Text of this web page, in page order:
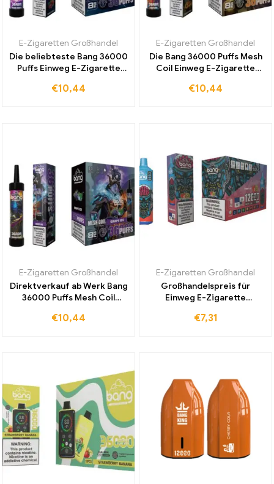
E-Zigaretten Großhandel
Die beliebteste Bang 36000
Puffs Einweg E-Zigarette
zu einem günstigen Preis
€10,44
E-Zigaretten Großhandel
Die Bang 36000 Puffs Mesh
Coil Einweg E-Zigarette
intensiven Geschmack und
€10,44
E-Zigaretten Großhandel
Direktverkauf ab Werk Bang
36000 Puffs Mesh Coil
Ice für intensiven
€10,44
E-Zigaretten Großhandel
Großhandelspreis für
Einweg E-Zigarette
Aromen mit 12000 Zügen
€7,31